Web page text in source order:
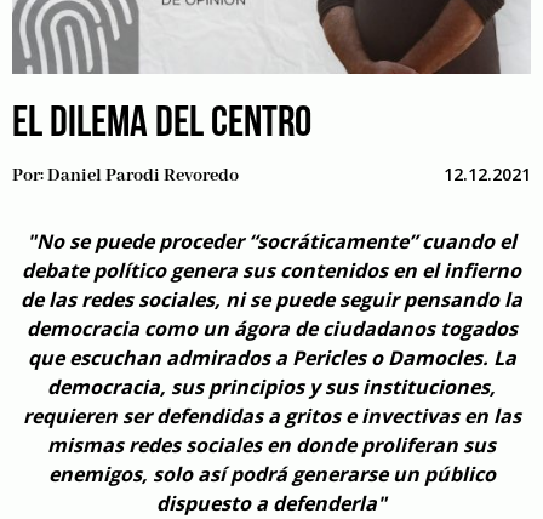
EL DILEMA DEL CENTRO
Por:Daniel Parodi Revoredo 12.12.2021
"No se puede proceder “socráticamente” cuando el
debate político genera sus contenidos en el infierno
de las redes sociales, ni se puede seguir pensando la
democracia como un ágora de ciudadanos togados
que escuchan admirados a Pericles o Damocles. La
democracia, sus principios y sus instituciones,
requieren ser defendidas a gritos e invectivas en las
mismas redes sociales en donde proliferan sus
enemigos, solo así podrá generarse un público
dispuesto a defenderla"